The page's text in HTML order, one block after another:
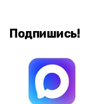
Подпишись!